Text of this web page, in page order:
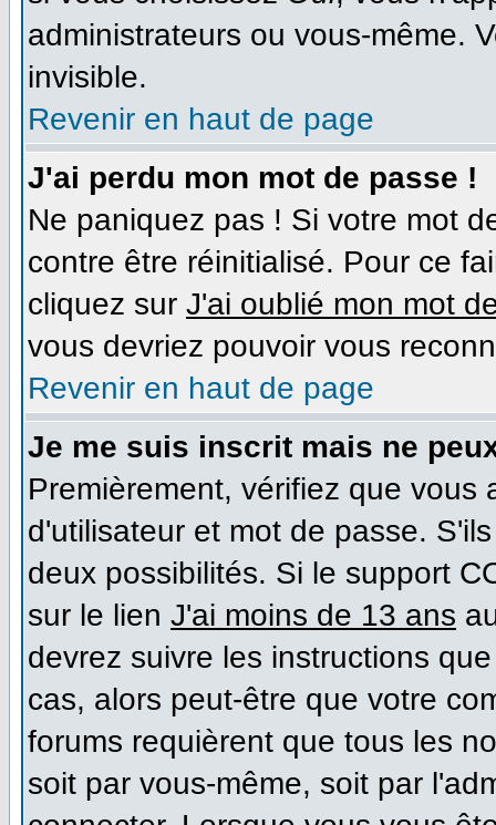
administrateurs ou vous-même.
invisible.
Revenir en haut de page
J'ai perdu mon mot de passe !
Ne paniquez pas ! Si votre mot
contre être réinitialisé. Pour ce
cliquez sur J'ai oublié mon mot
vous devriez pouvoir vous
Revenir en haut de page
Je me suis inscrit mais ne
Premièrement, vérifiez que
d'utilisateur et mot de passe.
deux possibilités. Si le support
sur le lien J'ai moins de 13 ans
devrez suivre les instructions
cas, alors peut-être que votre
forums requièrent que tous les
soit par vous-même, soit par